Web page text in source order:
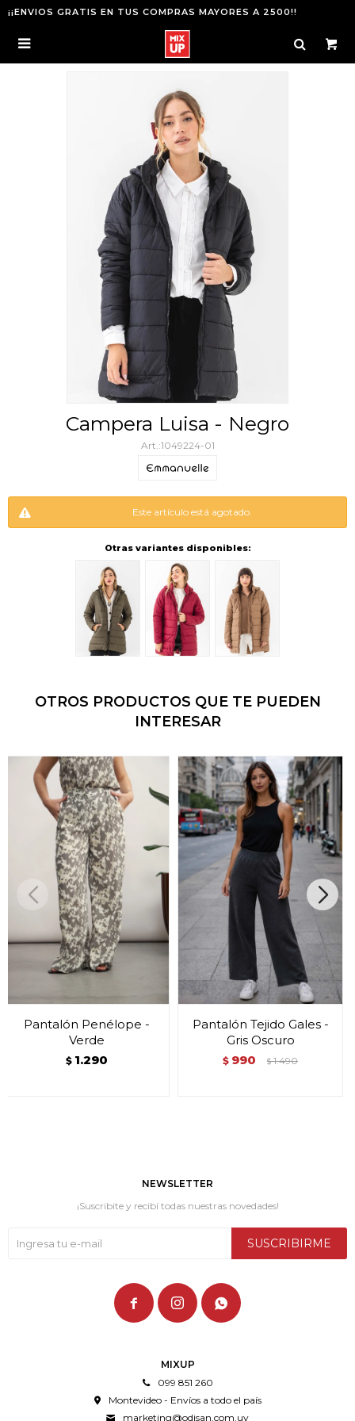
¡¡ENVIOS GRATIS EN TUS COMPRAS MAYORES A 2500!!

Campera Luisa - Negro
1049224-01
Este artículo está agotado.
Otras variantes disponibles:
OTROS PRODUCTOS QUE TE PUEDEN
INTERESAR
Pantalón Penélope -
Verde
$ 1.290
Pantalón Tejido Gales -
Gris Oscuro
$ 990 $ 1.490
MIXUP
099 851 260
Montevideo - Envíos a todo el país
marketing@odisan.com.uy
NEWSLETTER
¡Suscribite y recibí todas nuestras novedades!
SUSCRIBIRME
  